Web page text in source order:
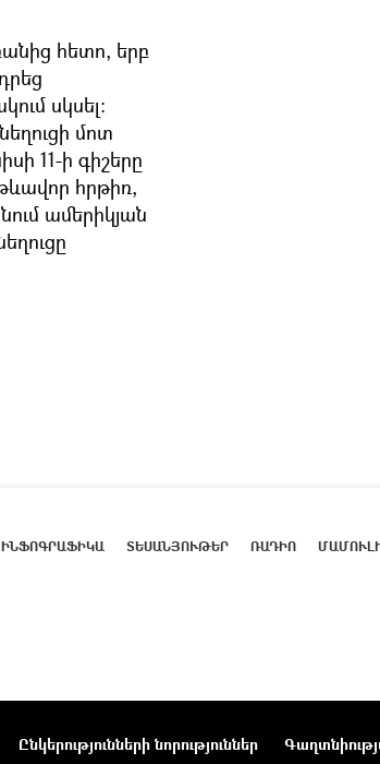
հետո, երբ
սկսել:
մոտ
11-ի գիշերը
հրթիռ,
ամերիկյան
ԻՆՖՈԳՐԱՖԻԿԱ ՏԵՍԱՆՅՈՒԹԵՐ ՌԱԴԻՈ
Ընկերությունների նորություններ